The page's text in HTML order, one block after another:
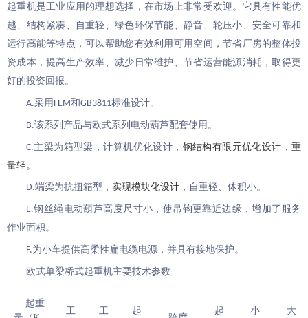
起重机是工业应用的理想选择，在市场上非常受欢迎。它具有性能优
越、结构紧凑、自重轻、绿色环保节能、静音、 轮压小 、安全可靠和
运行高能等特点，可以帮助您有效利用可用空间，节省厂房的整体投
资成本 ，提高生产效率、减少日常维护、节省运营能源消耗，取得更
好的投资回报。
A.采用 FEM和GB3811标准设计。
B.该系列产品与欧式系列电动葫芦配套使用 。
C.主梁为箱型梁 ，计算机优化设计 ， 钢结构有限元优化设计，重
量轻。
D.端梁为抗扭箱型 ， 实现模块化设计 ，自重轻、体积小。
E.钢丝绳电动葫芦高度尺寸小，使吊钩更靠近边缘，增加了服务
作业面积。
F.为小车提供高柔性扁电缆电源，并具有接地保护。
欧式单梁桥式起重机主要技术参数
起重
工 工 起 起 小 大